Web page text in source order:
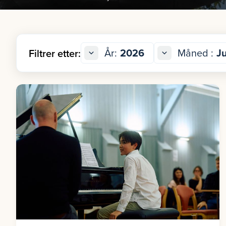
Filtrer etter: År: 2026 Måned :